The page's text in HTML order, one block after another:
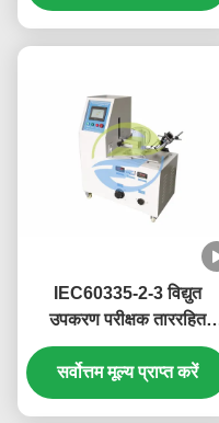
IEC60335-2-3 विद्युत
उपकरण परीक्षक ताररहित
आयरन सम्मिलित करें और धीरज
परीक्षक 10 टाइम्स / मिनट वापस
लें
सर्वोत्तम मूल्य प्राप्त करें